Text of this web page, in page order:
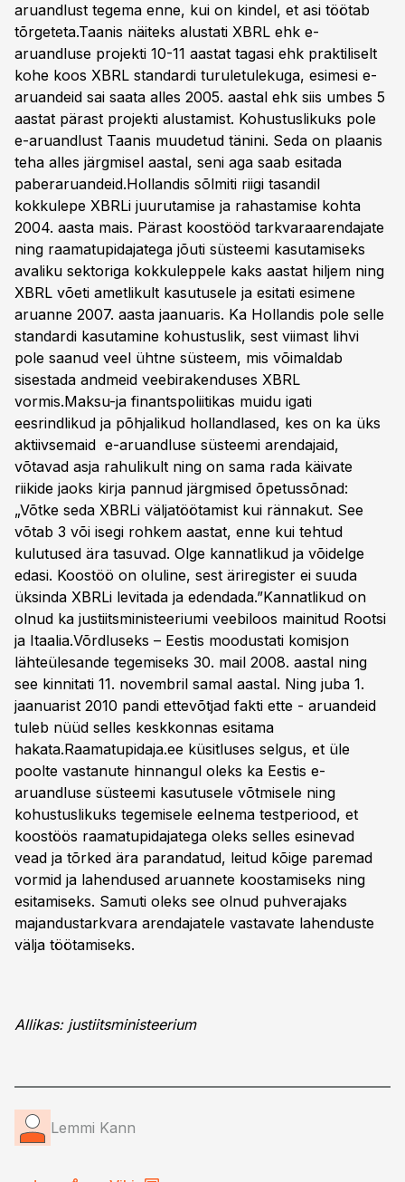
aruandlust tegema enne, kui on kindel, et asi töötab
tõrgeteta.Taanis näiteks alustati XBRL ehk e-
aruandluse projekti 10-11 aastat tagasi ehk praktiliselt
kohe koos XBRL standardi turuletulekuga, esimesi e-
aruandeid sai saata alles 2005. aastal ehk siis umbes 5
aastat pärast projekti alustamist. Kohustuslikuks pole
e-aruandlust Taanis muudetud tänini. Seda on plaanis
teha alles järgmisel aastal, seni aga saab esitada
paberaruandeid.Hollandis sõlmiti riigi tasandil
kokkulepe XBRLi juurutamise ja rahastamise kohta
2004. aasta mais. Pärast koostööd tarkvaraarendajate
ning raamatupidajatega jõuti süsteemi kasutamiseks
avaliku sektoriga kokkuleppele kaks aastat hiljem ning
XBRL võeti ametlikult kasutusele ja esitati esimene
aruanne 2007. aasta jaanuaris. Ka Hollandis pole selle
standardi kasutamine kohustuslik, sest viimast lihvi
pole saanud veel ühtne süsteem, mis võimaldab
sisestada andmeid veebirakenduses XBRL
vormis.Maksu-ja finantspoliitikas muidu igati
eesrindlikud ja põhjalikud hollandlased, kes on ka üks
aktiivsemaid e-aruandluse süsteemi arendajaid,
võtavad asja rahulikult ning on sama rada käivate
riikide jaoks kirja pannud järgmised õpetussõnad:
„Võtke seda XBRLi väljatöötamist kui rännakut. See
võtab 3 või isegi rohkem aastat, enne kui tehtud
kulutused ära tasuvad. Olge kannatlikud ja võidelge
edasi. Koostöö on oluline, sest äriregister ei suuda
üksinda XBRLi levitada ja edendada.”Kannatlikud on
olnud ka justiitsministeeriumi veebiloos mainitud Rootsi
ja Itaalia.Võrdluseks – Eestis moodustati komisjon
lähteülesande tegemiseks 30. mail 2008. aastal ning
see kinnitati 11. novembril samal aastal. Ning juba 1.
jaanuarist 2010 pandi ettevõtjad fakti ette - aruandeid
tuleb nüüd selles keskkonnas esitama
hakata.Raamatupidaja.ee küsitluses selgus, et üle
poolte vastanute hinnangul oleks ka Eestis e-
aruandluse süsteemi kasutusele võtmisele ning
kohustuslikuks tegemisele eelnema testperiood, et
koostöös raamatupidajatega oleks selles esinevad
vead ja tõrked ära parandatud, leitud kõige paremad
vormid ja lahendused aruannete koostamiseks ning
esitamiseks. Samuti oleks see olnud puhverajaks
majandustarkvara arendajatele vastavate lahenduste
välja töötamiseks.
Allikas: justiitsministeerium
Lemmi Kann